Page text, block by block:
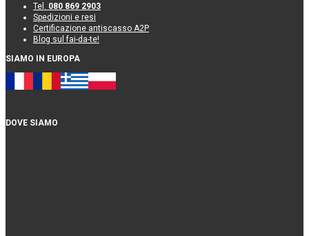
Tel. 080 869 2903
Spedizioni e resi
Certificazione antiscasso A2P
Blog sul fai-da-te!
SIAMO IN EUROPA
DOVE SIAMO